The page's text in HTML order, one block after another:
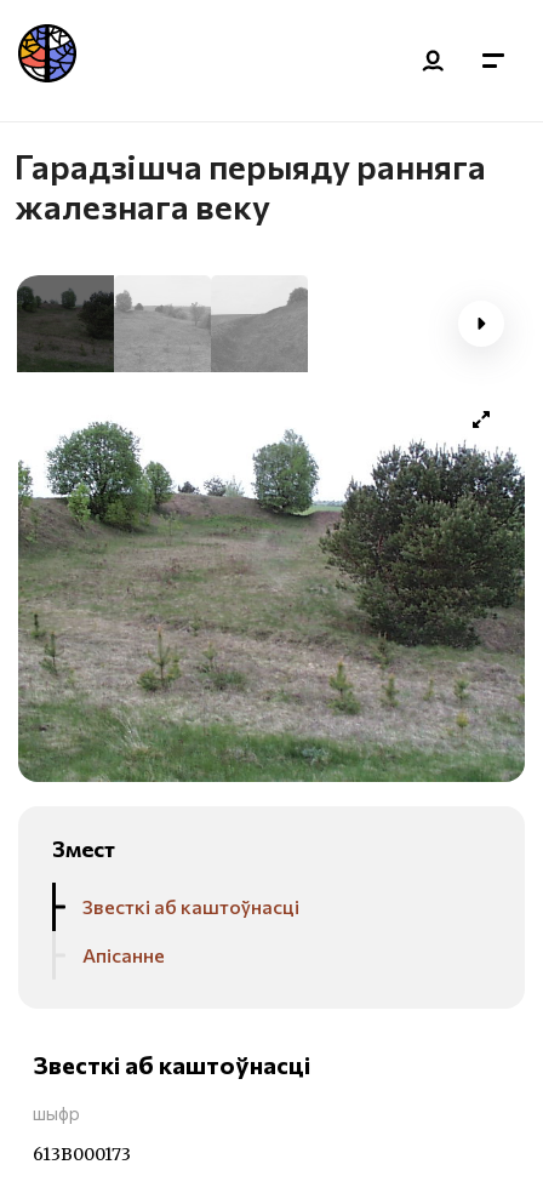
Гарадзішча перыяду ранняга
жалезнага веку
Змест
Звесткі аб каштоўнасці
Апісанне
Звесткі аб каштоўнасці
шыфр
613В000173